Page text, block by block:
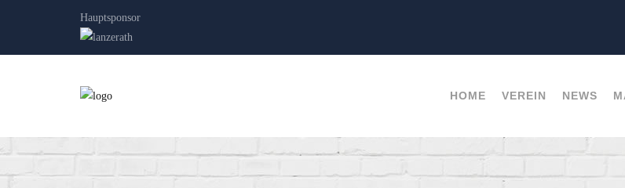
Hauptsponsor
HOME VEREIN NEWS